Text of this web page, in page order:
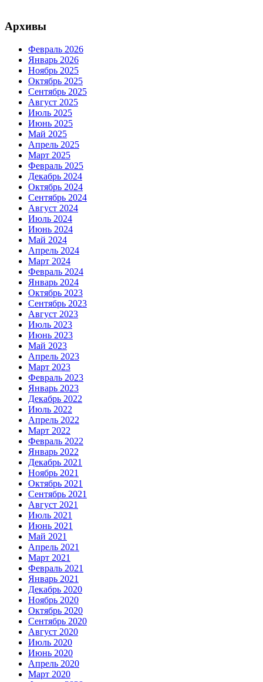
Архивы
Февраль 2026
Январь 2026
Ноябрь 2025
Октябрь 2025
Сентябрь 2025
Август 2025
Июль 2025
Июнь 2025
Май 2025
Апрель 2025
Март 2025
Февраль 2025
Декабрь 2024
Октябрь 2024
Сентябрь 2024
Август 2024
Июль 2024
Июнь 2024
Май 2024
Апрель 2024
Март 2024
Февраль 2024
Январь 2024
Октябрь 2023
Сентябрь 2023
Август 2023
Июль 2023
Июнь 2023
Май 2023
Апрель 2023
Март 2023
Февраль 2023
Январь 2023
Декабрь 2022
Июль 2022
Апрель 2022
Март 2022
Февраль 2022
Январь 2022
Декабрь 2021
Ноябрь 2021
Октябрь 2021
Сентябрь 2021
Август 2021
Июль 2021
Июнь 2021
Май 2021
Апрель 2021
Март 2021
Февраль 2021
Январь 2021
Декабрь 2020
Ноябрь 2020
Октябрь 2020
Сентябрь 2020
Август 2020
Июль 2020
Июнь 2020
Апрель 2020
Март 2020